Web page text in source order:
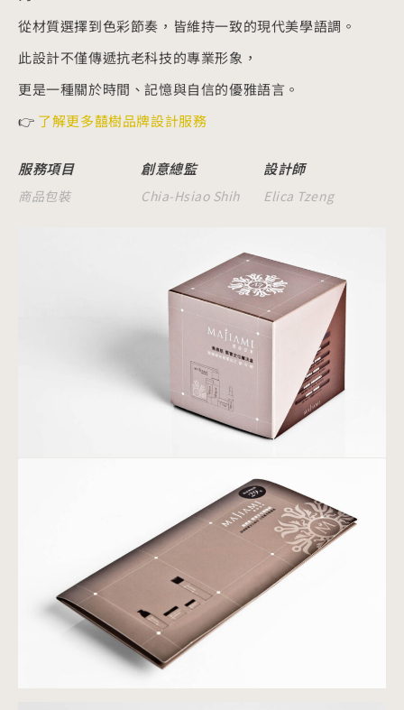
服務項目
商品包裝
創意總監
Chia-Hsiao Shih
設計師
Elica Tzeng
從材質選擇到色彩節奏，皆維持一致的現代美學語調。
此設計不僅傳遞抗老科技的專業形象，
更是一種關於時間、記憶與自信的優雅語言。
👉 了解更多囍樹品牌設計服務